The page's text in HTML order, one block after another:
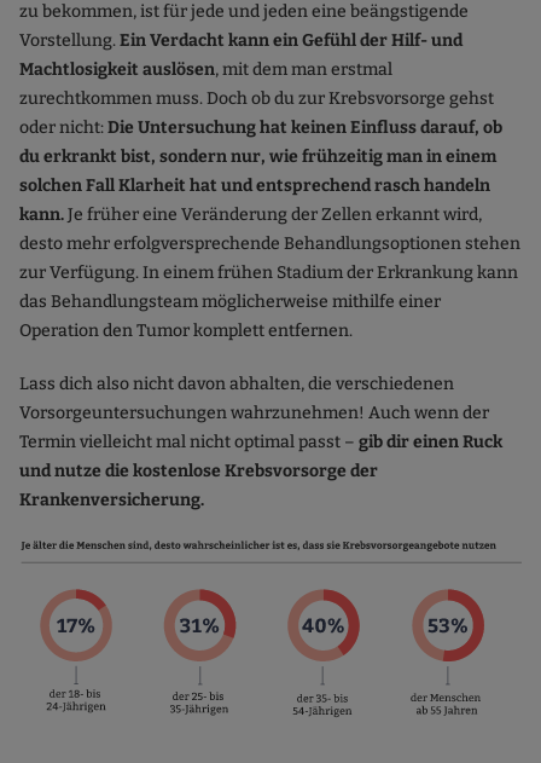
zu bekommen, ist für jede und jeden eine beängstigende
Vorstellung.Ein Verdacht kann ein Gefühl der Hilf- und
Machtlosigkeit auslösen, mit dem man erstmal
zurechtkommen muss. Doch ob du zur Krebsvorsorge gehst
oder nicht:Die Untersuchung hat keinen Einfluss darauf, ob
du erkrankt bist, sondern nur, wie frühzeitig man in einem
solchen Fall Klarheit hat und entsprechend rasch handeln
kann.Je früher eine Veränderung der Zellen erkannt wird,
desto mehr erfolgversprechende Behandlungsoptionen stehen
zur Verfügung. In einem frühen Stadium der Erkrankung kann
das Behandlungsteam möglicherweise mithilfe einer
Operation den Tumor komplett entfernen.
Lass dich also nicht davon abhalten, die verschiedenen
Vorsorgeuntersuchungen wahrzunehmen! Auch wenn der
Termin vielleicht mal nicht optimal passt – gib dir einen Ruck
und nutze die kostenlose Krebsvorsorge der
Krankenversicherung.